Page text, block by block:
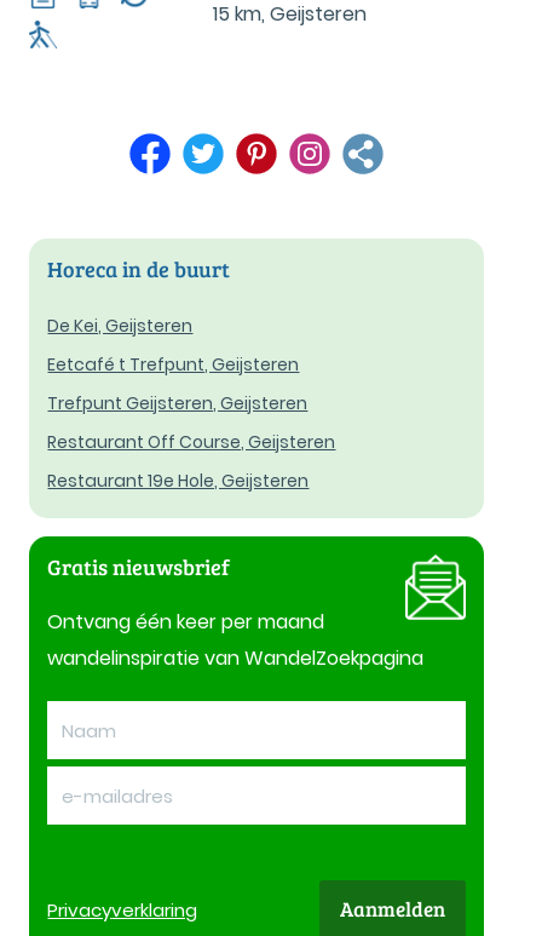
weide en akkers.
15 km,Geijsteren
Horeca in de buurt
De Kei, Geijsteren
Eetcafé t Trefpunt, Geijsteren
Trefpunt Geijsteren, Geijsteren
Restaurant Off Course, Geijsteren
Restaurant 19e Hole, Geijsteren
Gratis nieuwsbrief
Ontvang één keer per maand
wandelinspiratie van WandelZoekpagina
Privacyverklaring Aanmelden